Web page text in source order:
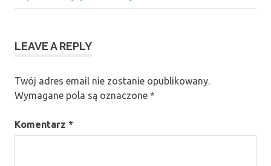
wpisu
LEAVE A REPLY
Twój adres email nie zostanie opublikowany.
Wymagane pola są oznaczone *
Komentarz *